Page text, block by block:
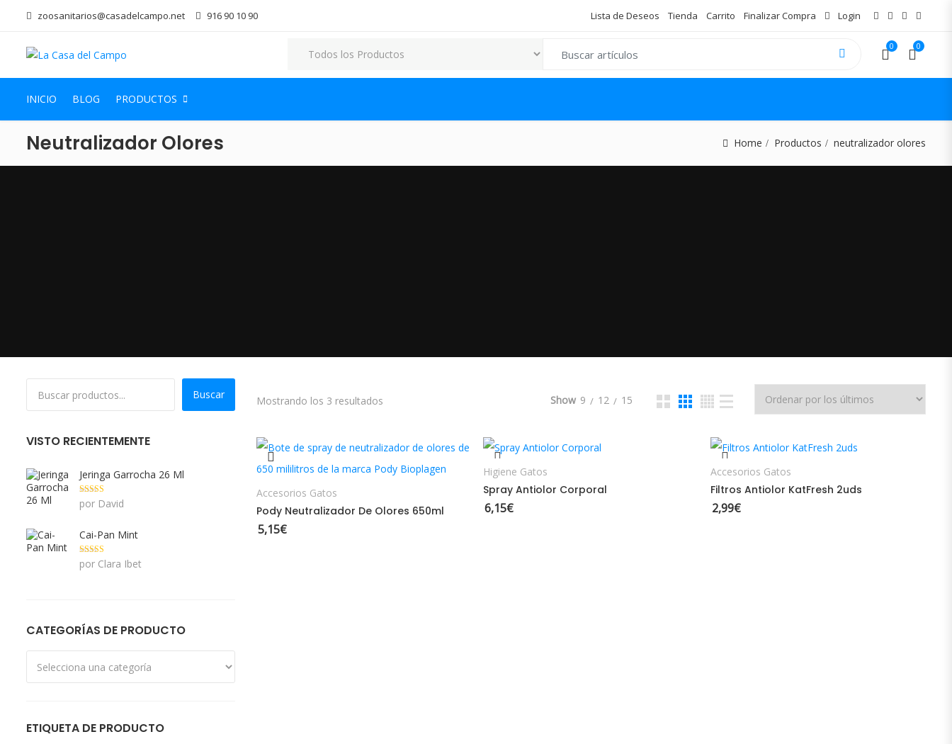
zoosanitarios@casadelcampo.net 916 90 10 90 Lista de Deseos Tienda Carrito Finalizar Compra Login
0 0
INICIO BLOG PRODUCTOS
Neutralizador Olores Home Productos neutralizador olores
Mostrando los 3 resultados Show 9 12 15
AÑADIR AL CARRITO
Accesorios Gatos
Pody Neutralizador De Olores 650ml
5,15€
Higiene Gatos
Spray Antiolor Corporal
6,15€
Accesorios Gatos
Filtros Antiolor KatFresh 2uds
2,99€
Buscar
VISTO RECIENTEMENTE
Jeringa Garrocha 26 Ml
Valorado con
5 de 5
por David
Cai-Pan Mint
Valorado con
5 de 5
por Clara Ibet
CATEGORÍAS DE PRODUCTO
ETIQUETA DE PRODUCTO